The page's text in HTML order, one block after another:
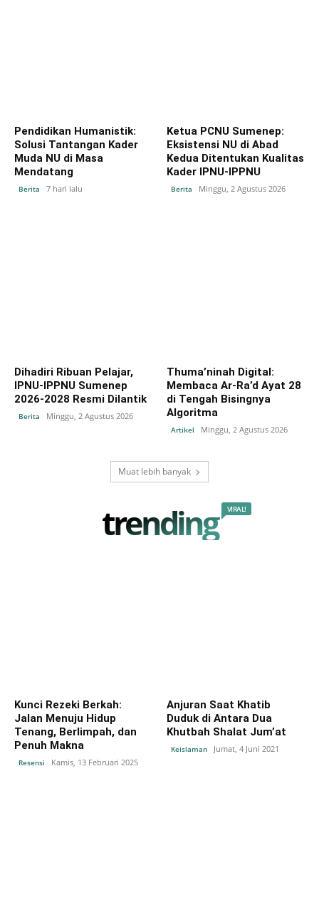
Pendidikan Humanistik:
Solusi Tantangan Kader
Muda NU di Masa
Mendatang
Berita 7 hari lalu
Ketua PCNU Sumenep:
Eksistensi NU di Abad
Kedua Ditentukan Kualitas
Kader IPNU-IPPNU
Berita Minggu, 2 Agustus 2026
Dihadiri Ribuan Pelajar,
IPNU-IPPNU Sumenep
2026-2028 Resmi Dilantik
Berita Minggu, 2 Agustus 2026
Thuma’ninah Digital:
Membaca Ar-Ra’d Ayat 28
di Tengah Bisingnya
Algoritma
Artikel Minggu, 2 Agustus 2026
Muat lebih banyak
trending VIRAL!
Kunci Rezeki Berkah:
Jalan Menuju Hidup
Tenang, Berlimpah, dan
Penuh Makna
Resensi Kamis, 13 Februari 2025
Anjuran Saat Khatib
Duduk di Antara Dua
Khutbah Shalat Jum’at
Keislaman Jumat, 4 Juni 2021